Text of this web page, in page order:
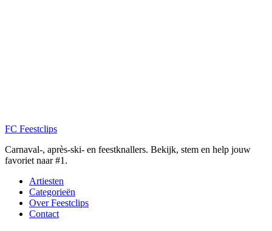
FC Feestclips
Carnaval-, après-ski- en feestknallers. Bekijk, stem en help jouw
favoriet naar #1.
Artiesten
Categorieën
Over Feestclips
Contact